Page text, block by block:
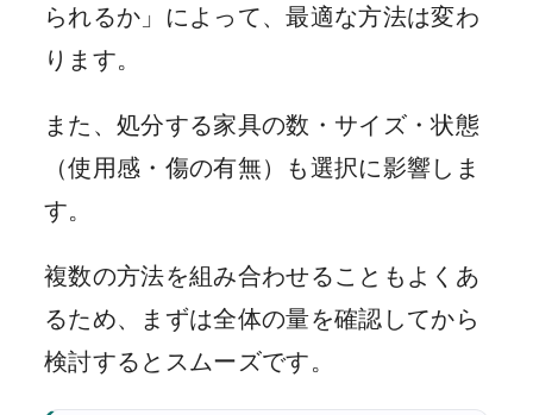
られるか」によって、最適な方法は変わ
ります。
また、処分する家具の数・サイズ・状態
（使用感・傷の有無）も選択に影響しま
す。
複数の方法を組み合わせることもよくあ
るため、まずは全体の量を確認してから
検討するとスムーズです。